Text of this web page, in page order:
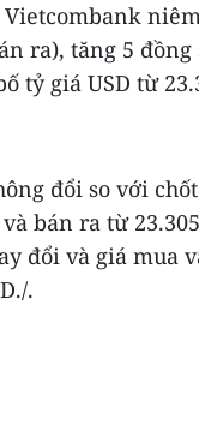
ra), tăng 5
giá USD từ
đổi so với
bán ra từ
đổi và giá mua
.